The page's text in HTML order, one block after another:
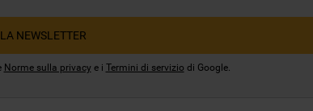
NEWSLETTER
Norme sulla privacy e i Termini di servizio di Google.